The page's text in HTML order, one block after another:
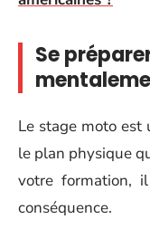
Se
Le stage moto est
le plan physique
votre formation,
conséquence.